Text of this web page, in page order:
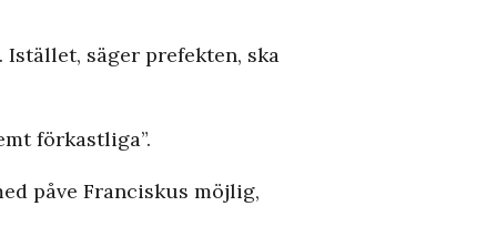
säger prefekten, ska
förkastliga”.
påve Franciskus möjlig,